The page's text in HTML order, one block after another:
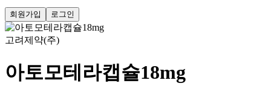
회원가입 로그인
고려제약(주)
아토모테라캡슐18mg